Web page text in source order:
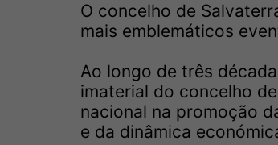
O concelho de
mais emblemáticos
Ao longo de três
imaterial do concelho
nacional na promoção
e da dinâmica